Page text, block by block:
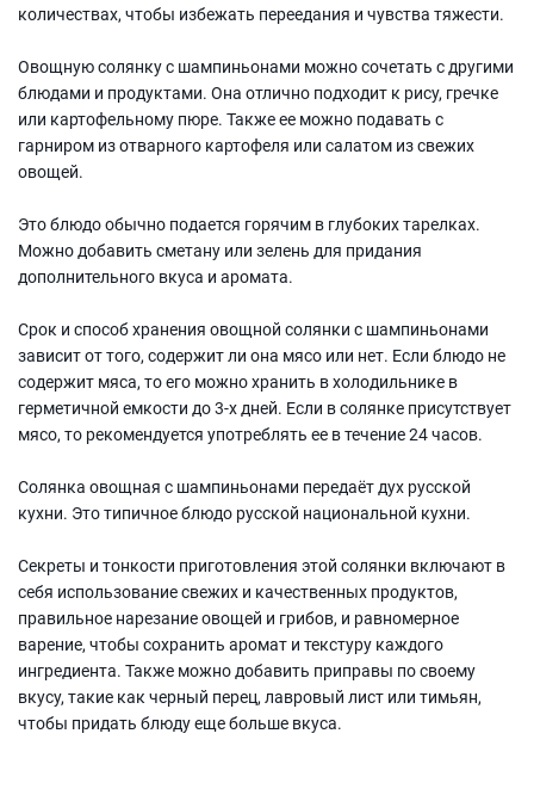
количествах, чтобы избежать переедания и чувства тяжести.
Овощную солянку с шампиньонами можно сочетать с другими
блюдами и продуктами. Она отлично подходит к рису, гречке
или картофельному пюре. Также ее можно подавать с
гарниром из отварного картофеля или салатом из свежих
овощей.
Это блюдо обычно подается горячим в глубоких тарелках.
Можно добавить сметану или зелень для придания
дополнительного вкуса и аромата.
Срок и способ хранения овощной солянки с шампиньонами
зависит от того, содержит ли она мясо или нет. Если блюдо не
содержит мяса, то его можно хранить в холодильнике в
герметичной емкости до 3-х дней. Если в солянке присутствует
мясо, то рекомендуется употреблять ее в течение 24 часов.
Солянка овощная с шампиньонами передаёт дух русской
кухни. Это типичное блюдо русской национальной кухни.
Секреты и тонкости приготовления этой солянки включают в
себя использование свежих и качественных продуктов,
правильное нарезание овощей и грибов, и равномерное
варение, чтобы сохранить аромат и текстуру каждого
ингредиента. Также можно добавить приправы по своему
вкусу, такие как черный перец, лавровый лист или тимьян,
чтобы придать блюду еще больше вкуса.